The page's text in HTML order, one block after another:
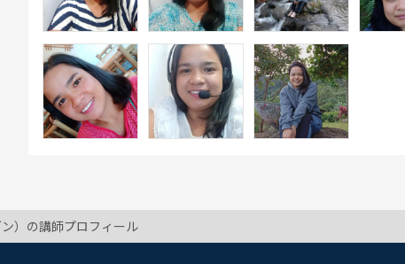
）の講師プロフィール